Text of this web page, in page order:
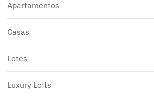
Apartamentos
Casas
Lotes
Luxury Lofts